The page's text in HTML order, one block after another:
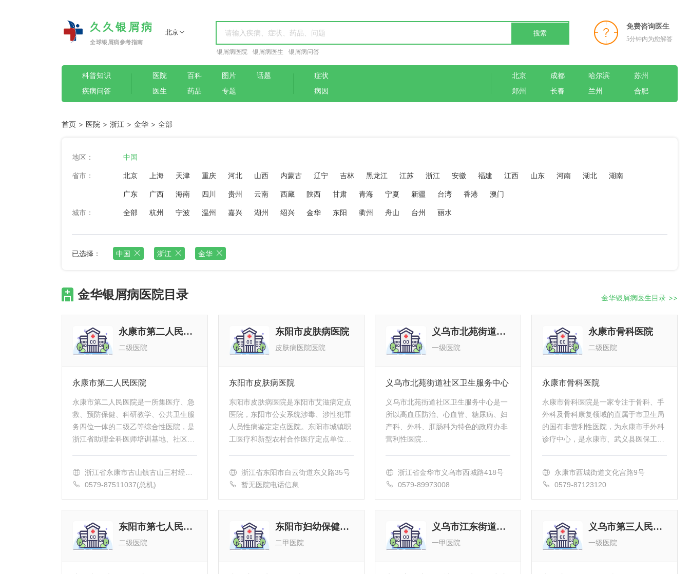
久久银屑病
全球银屑病参考指南
北京 搜索
银屑病医院 银屑病医生 银屑病问答
免费咨询医生
5分钟内为您解答
科普知识
疾病问答
医院
医生
百科
药品
图片
专题
话题
症状
病因
北京
郑州
成都
长春
哈尔滨
兰州
苏州
合肥
首页 > 医院 > 浙江 > 金华 > 全部
地区： 中国
省市： 北京 上海 天津 重庆 河北 山西 内蒙古 辽宁 吉林 黑龙江 江苏 浙江 安徽 福建 江西 山东 河南 湖北 湖南
广东 广西 海南 四川 贵州 云南 西藏 陕西 甘肃 青海 宁夏 新疆 台湾 香港 澳门
城市： 全部 杭州 宁波 温州 嘉兴 湖州 绍兴 金华 东阳 衢州 舟山 台州 丽水
已选择： 中国 浙江 金华
金华银屑病医院目录 金华银屑病医生目录 >>
永康市第二人民医院
二级医院
永康市第二人民医院
永康市第二人民医院是一所集医疗、急
救、预防保健、科研教学、公共卫生服
务四位一体的二级乙等综合性医院，是
浙江省助理全科医师培训基地、社区实
浙江省永康市古山镇古山三村经纬
西路49弄8号
0579-87511037(总机)
东阳市皮肤病医院
皮肤病医院医院
东阳市皮肤病医院
东阳市皮肤病医院是东阳市艾滋病定点
医院，东阳市公安系统涉毒、涉性犯罪
人员性病鉴定定点医院。东阳市城镇职
工医疗和新型农村合作医疗定点单位。
浙江省东阳市白云街道东义路35号
暂无医院电话信息
义乌市北苑街道社区卫生服务中心
一级医院
义乌市北苑街道社区卫生服务中心
义乌市北苑街道社区卫生服务中心是一
所以高血压防治、心血管、糖尿病、妇
产科、外科、肛肠科为特色的政府办非
营利性医院...
浙江省金华市义乌市西城路418号
0579-89973008
永康市骨科医院
二级医院
永康市骨科医院
永康市骨科医院是一家专注于骨科、手
外科及骨科康复领域的直属于市卫生局
的国有非营利性医院，为永康市手外科
诊疗中心，是永康市、武义县医保工伤
住院...永康市西城街道文化宫路9号
0579-87123120
东阳市第七人民医院
二级医院
东阳市妇幼保健医院
二甲医院
义乌市江东街道社区卫生服务中心
一甲医院
义乌市第三人民医院
一级医院